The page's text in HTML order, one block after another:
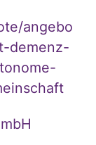
angebo
demenz-